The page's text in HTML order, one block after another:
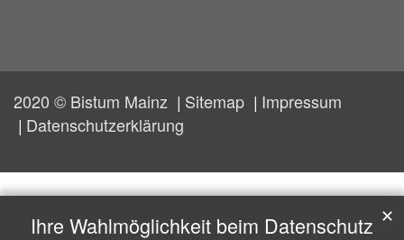
2020 © Bistum Mainz Sitemap
Impressum
Datenschutzerklärung
Ihre Wahlmöglichkeit beim Datenschutz ✕